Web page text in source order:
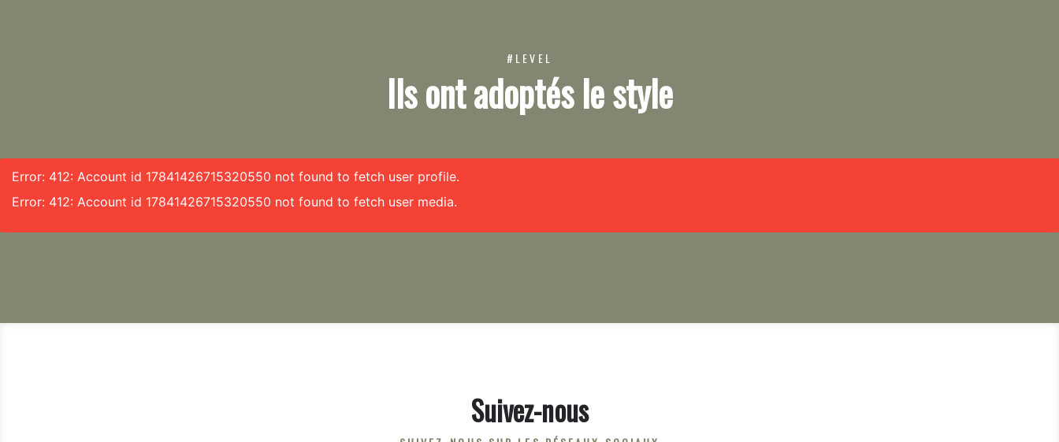
#LEVEL
Ils ont adoptés le style
Error: 412: Account id 17841426715320550 not found to fetch user profile.
Error: 412: Account id 17841426715320550 not found to fetch user media.
Suivez-nous